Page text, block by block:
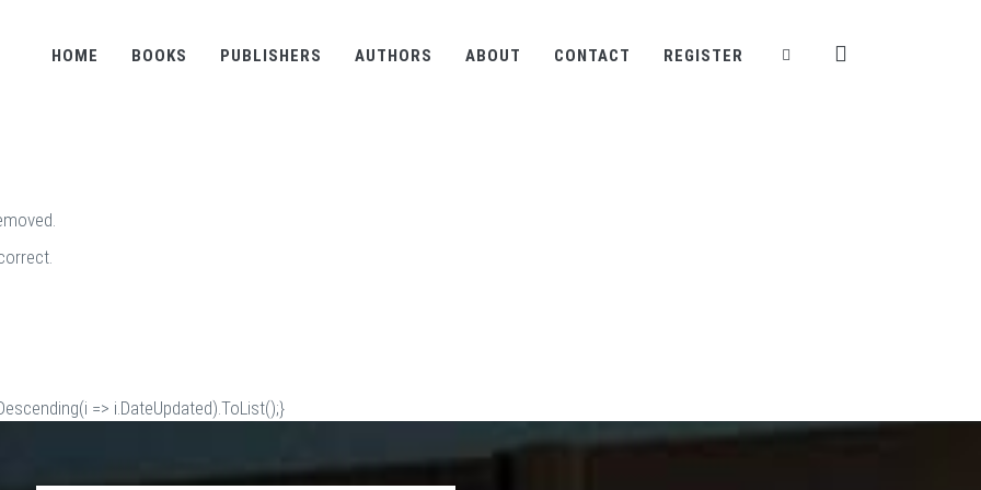
HOME BOOKS PUBLISHERS AUTHORS ABOUT CONTACT REGISTER
=> i.DateUpdated).ToList();}